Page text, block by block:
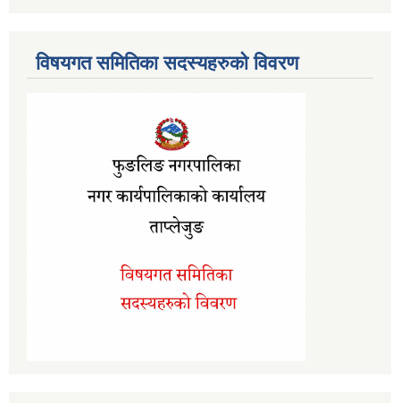
विषयगत समितिका सदस्यहरुको विवरण